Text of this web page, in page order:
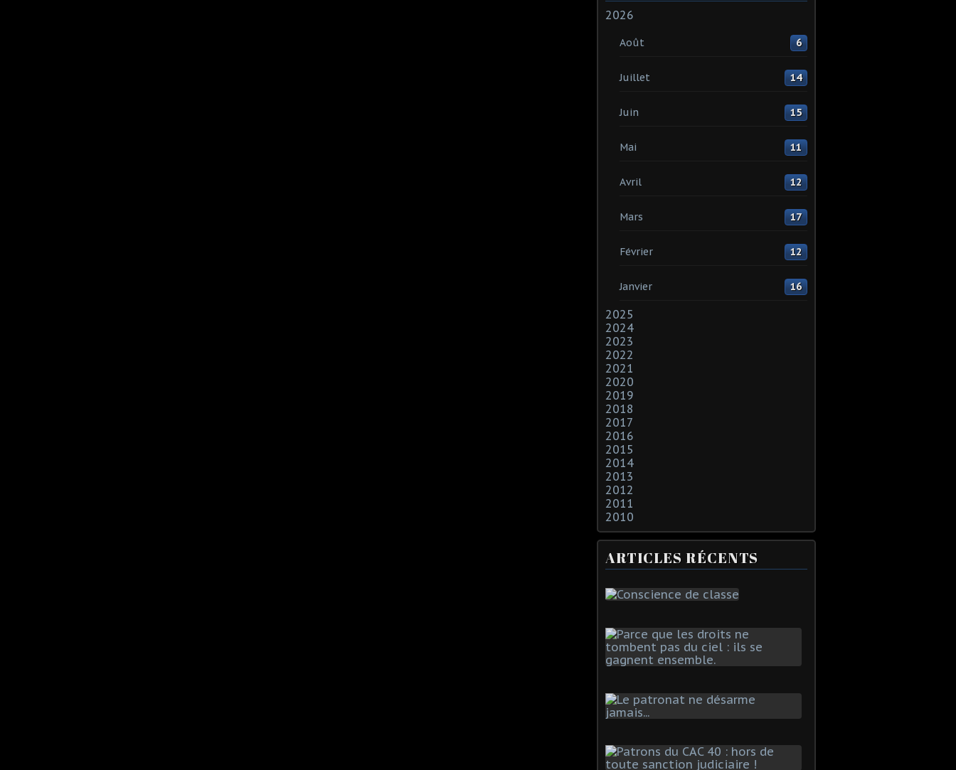
2026
Août 6
Juillet 14
Juin 15
Mai 11
Avril 12
Mars 17
Février 12
Janvier 16
2025
2024
2023
2022
2021
2020
2019
2018
2017
2016
2015
2014
2013
2012
2011
2010
ARTICLES RÉCENTS